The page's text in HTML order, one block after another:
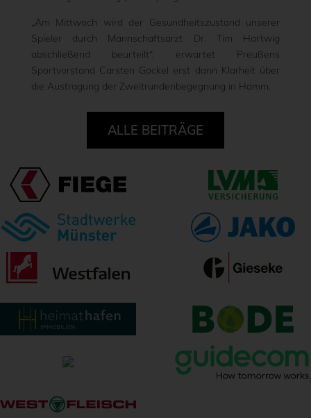
„Am Mittwoch wird der Gesundheitszustand unserer
Spieler durch Mannschaftsarzt Dr. Tim Hartwig
abschließend beurteilt“, erwartet Preußens
Sportvorstand Carsten Gockel erst dann Klarheit über
die Austragung der Zweitrundenbegegnung in Hamm.
ALLE BEITRÄGE